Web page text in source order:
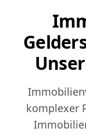
komplexer